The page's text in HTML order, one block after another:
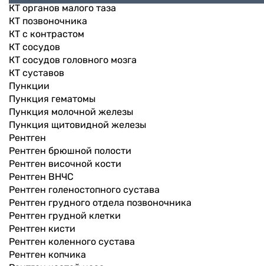
КТ органов малого таза
КТ позвоночника
КТ с контрастом
КТ сосудов
КТ сосудов головного мозга
КТ суставов
Пункции
Пункция гематомы
Пункция молочной железы
Пункция щитовидной железы
Рентген
Рентген брюшной полости
Рентген височной кости
Рентген ВНЧС
Рентген голеностопного сустава
Рентген грудного отдела позвоночника
Рентген грудной клетки
Рентген кисти
Рентген коленного сустава
Рентген копчика